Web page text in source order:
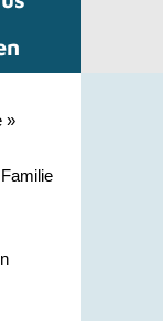
»
Familie